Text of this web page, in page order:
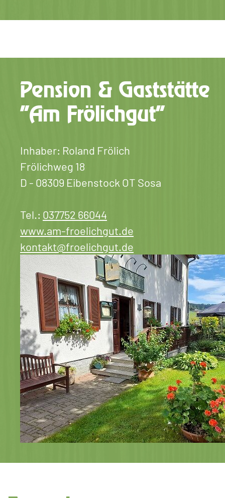
Pension & Gaststätte
"Am Frölichgut"
Inhaber: Roland Frölich
Frölichweg 18
D - 08309 Eibenstock OT Sosa
Tel.: 037752 66044
www.am-froelichgut.de
kontakt@froelichgut.de